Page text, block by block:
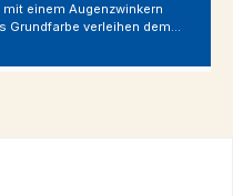
einem Augenzwinkern
Grundfarbe verleihen dem…